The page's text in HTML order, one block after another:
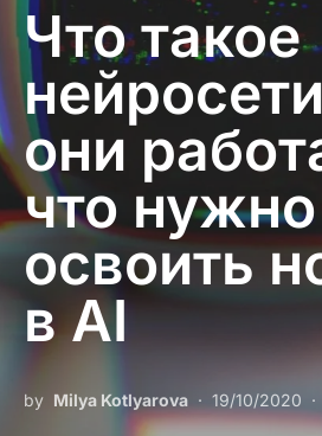
Что такое
они
что нужно
освоить
в AI
by Milya Kotlyarova 19/10/2020